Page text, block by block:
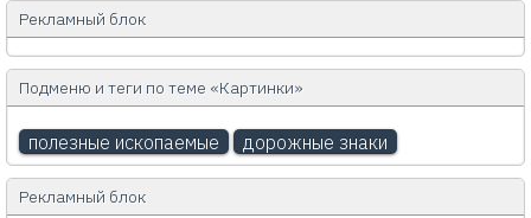
Рекламный блок
Подменю и теги по теме «Картинки»
полезные ископаемые дорожные знаки
Рекламный блок